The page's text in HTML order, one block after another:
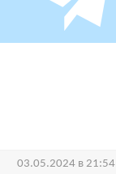
03.05.2024 в 21:54